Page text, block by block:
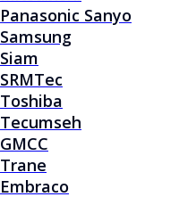
Panasonic Sanyo
Samsung
Siam
SRMTec
Toshiba
Tecumseh
GMCC
Trane
Embraco